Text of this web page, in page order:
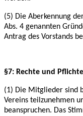
(5) Die Aberkennung
Abs. 4 genannten
Antrag des Vorstands
§7: Rechte und
(1) Die Mitglieder sind
Vereins teilzunehmen
beanspruchen. Das